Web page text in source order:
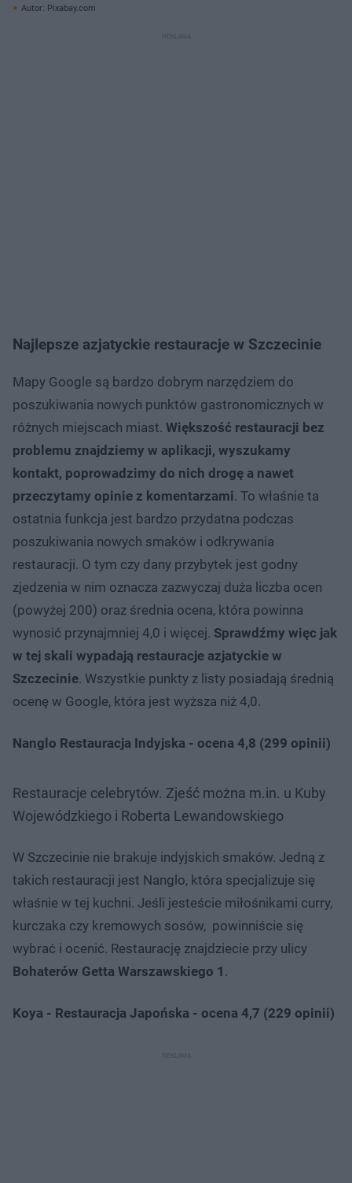
Autor: Pixabay.com
Najlepsze azjatyckie restauracje w Szczecinie
Mapy Google są bardzo dobrym narzędziem do
poszukiwania nowych punktów gastronomicznych w
różnych miejscach miast. Większość restauracji bez
problemu znajdziemy w aplikacji, wyszukamy
kontakt, poprowadzimy do nich drogę a nawet
przeczytamy opinie z komentarzami. To właśnie ta
ostatnia funkcja jest bardzo przydatna podczas
poszukiwania nowych smaków i odkrywania
restauracji. O tym czy dany przybytek jest godny
zjedzenia w nim oznacza zazwyczaj duża liczba ocen
(powyżej 200) oraz średnia ocena, która powinna
wynosić przynajmniej 4,0 i więcej. Sprawdźmy więc jak
w tej skali wypadają restauracje azjatyckie w
Szczecinie. Wszystkie punkty z listy posiadają średnią
ocenę w Google, która jest wyższa niż 4,0.
Nanglo Restauracja Indyjska - ocena 4,8 (299 opinii)
Restauracje celebrytów. Zjeść można m.in. u Kuby
Wojewódzkiego i Roberta Lewandowskiego
W Szczecinie nie brakuje indyjskich smaków. Jedną z
takich restauracji jest Nanglo, która specjalizuje się
właśnie w tej kuchni. Jeśli jesteście miłośnikami curry,
kurczaka czy kremowych sosów, powinniście się
wybrać i ocenić. Restaurację znajdziecie przy ulicy
Bohaterów Getta Warszawskiego 1 .
Koya - Restauracja Japońska - ocena 4,7 (229 opinii)